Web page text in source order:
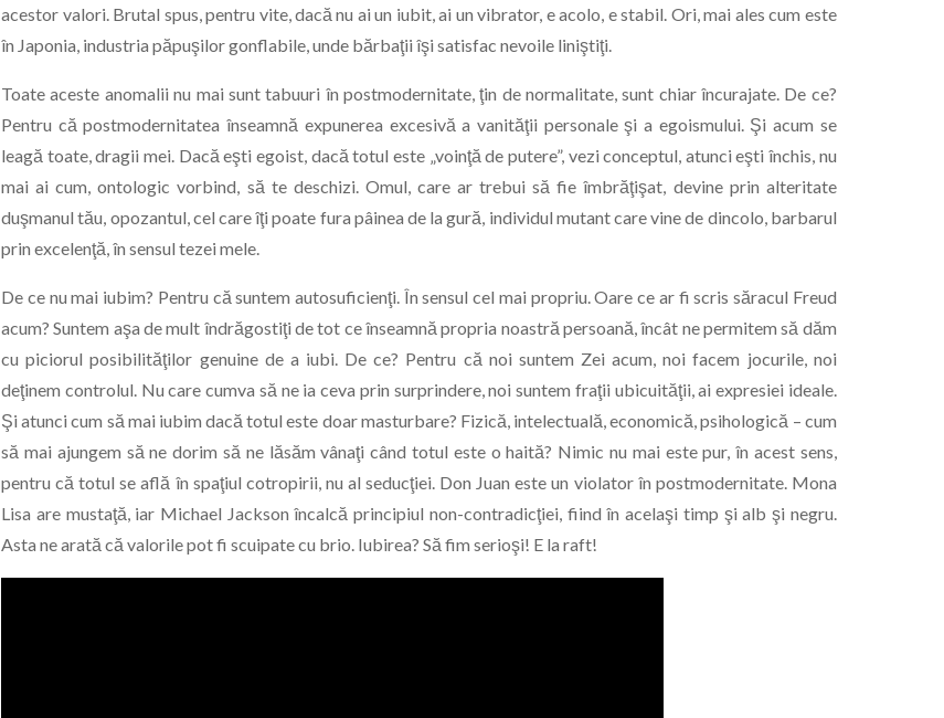
acestor valori. Brutal spus, pentru vite, dacă nu ai un iubit, ai un vibrator, e acolo, e stabil. Ori, mai ales cum este
în Japonia, industria păpuşilor gonflabile, unde bărbaţii îşi satisfac nevoile liniştiţi.
Toate aceste anomalii nu mai sunt tabuuri în postmodernitate, ţin de normalitate, sunt chiar încurajate. De ce?
Pentru că postmodernitatea înseamnă expunerea excesivă a vanităţii personale şi a egoismului. Şi acum se
leagă toate, dragii mei. Dacă eşti egoist, dacă totul este „voinţă de putere”, vezi conceptul, atunci eşti închis, nu
mai ai cum, ontologic vorbind, să te deschizi. Omul, care ar trebui să fie îmbrăţişat, devine prin alteritate
duşmanul tău, opozantul, cel care îţi poate fura pâinea de la gură, individul mutant care vine de dincolo, barbarul
prin excelenţă, în sensul tezei mele.
De ce nu mai iubim? Pentru că suntem autosuficienţi. În sensul cel mai propriu. Oare ce ar fi scris săracul Freud
acum? Suntem aşa de mult îndrăgostiţi de tot ce înseamnă propria noastră persoană, încât ne permitem să dăm
cu piciorul posibilităţilor genuine de a iubi. De ce? Pentru că noi suntem Zei acum, noi facem jocurile, noi
deţinem controlul. Nu care cumva să ne ia ceva prin surprindere, noi suntem fraţii ubicuităţii, ai expresiei ideale.
Şi atunci cum să mai iubim dacă totul este doar masturbare? Fizică, intelectuală, economică, psihologică – cum
să mai ajungem să ne dorim să ne lăsăm vânaţi când totul este o haită? Nimic nu mai este pur, în acest sens,
pentru că totul se află în spaţiul cotropirii, nu al seducţiei. Don Juan este un violator în postmodernitate. Mona
Lisa are mustaţă, iar Michael Jackson încalcă principiul non-contradicţiei, fiind în acelaşi timp şi alb şi negru.
Asta ne arată că valorile pot fi scuipate cu brio. Iubirea? Să fim serioşi! E la raft!